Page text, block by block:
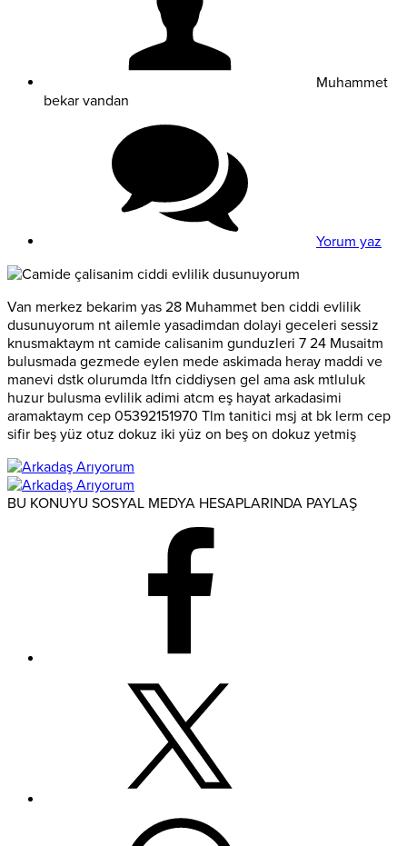
Muhammet
bekar vandan
Yorum yaz
Van merkez bekarim yas 28 Muhammet ben ciddi evlilik
dusunuyorum nt ailemle yasadimdan dolayi geceleri sessiz
knusmaktaym nt camide calisanim gunduzleri 7 24 Musaitm
bulusmada gezmede eylen mede askimada heray maddi ve
manevi dstk olurumda ltfn ciddiysen gel ama ask mtluluk
huzur bulusma evlilik adimi atcm eş hayat arkadasimi
aramaktaym cep 05392151970 Tlm tanitici msj at bk lerm cep
sifir beş yüz otuz dokuz iki yüz on beş on dokuz yetmiş
BU KONUYU SOSYAL MEDYA HESAPLARINDA PAYLAŞ